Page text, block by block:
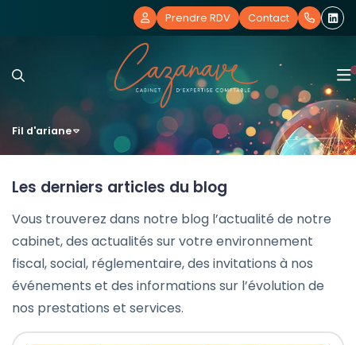
Prendre RDV Contact
Notre cabinet
Nos bureaux
Nos équipes
Vos témoignages
Comptabilité et Fiscalité
RH et Paie
Juridique d’entreprise
Nos offres
Création d’entreprise
Révision des comptes & bilan
Actualités
Guide de la facturation électronique
Fil d'ariane
Les derniers articles du blog
Vous trouverez dans notre blog l’actualité de notre
cabinet, des actualités sur votre environnement
fiscal, social, réglementaire, des invitations à nos
événements et des informations sur l’évolution de
nos prestations et services.